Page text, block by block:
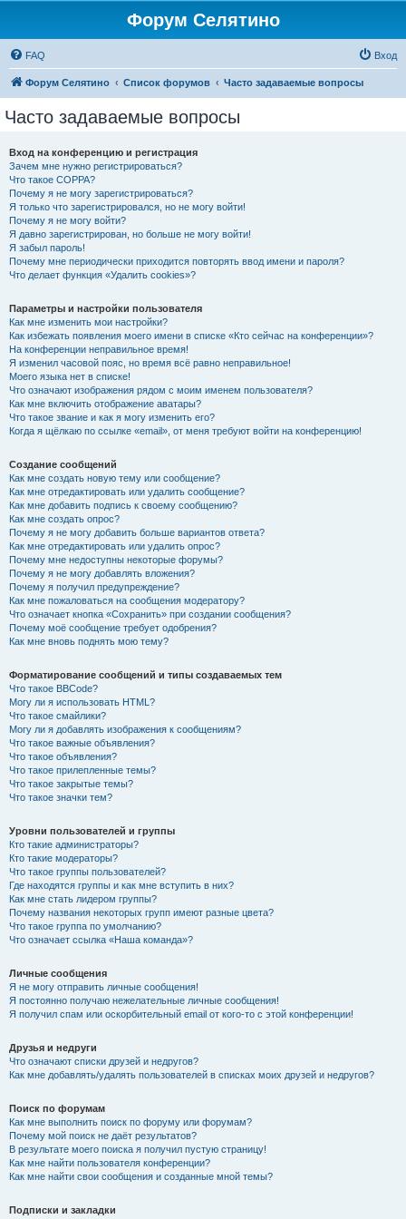
Форум Селятино
FAQ Вход
Форум Селятино Список форумов Часто задаваемые вопросы
Часто задаваемые вопросы
Вход на конференцию и регистрация
Зачем мне нужно регистрироваться?
Что такое COPPA?
Почему я не могу зарегистрироваться?
Я только что зарегистрировался, но не могу войти!
Почему я не могу войти?
Я давно зарегистрирован, но больше не могу войти!
Я забыл пароль!
Почему мне периодически приходится повторять ввод имени и пароля?
Что делает функция «Удалить cookies»?
Параметры и настройки пользователя
Как мне изменить мои настройки?
Как избежать появления моего имени в списке «Кто сейчас на конференции»?
На конференции неправильное время!
Я изменил часовой пояс, но время всё равно неправильное!
Моего языка нет в списке!
Что означают изображения рядом с моим именем пользователя?
Как мне включить отображение аватары?
Что такое звание и как я могу изменить его?
Когда я щёлкаю по ссылке «email», от меня требуют войти на конференцию!
Создание сообщений
Как мне создать новую тему или сообщение?
Как мне отредактировать или удалить сообщение?
Как мне добавить подпись к своему сообщению?
Как мне создать опрос?
Почему я не могу добавить больше вариантов ответа?
Как мне отредактировать или удалить опрос?
Почему мне недоступны некоторые форумы?
Почему я не могу добавлять вложения?
Почему я получил предупреждение?
Как мне пожаловаться на сообщения модератору?
Что означает кнопка «Сохранить» при создании сообщения?
Почему моё сообщение требует одобрения?
Как мне вновь поднять мою тему?
Форматирование сообщений и типы создаваемых тем
Что такое BBCode?
Могу ли я использовать HTML?
Что такое смайлики?
Могу ли я добавлять изображения к сообщениям?
Что такое важные объявления?
Что такое объявления?
Что такое прилепленные темы?
Что такое закрытые темы?
Что такое значки тем?
Уровни пользователей и группы
Кто такие администраторы?
Кто такие модераторы?
Что такое группы пользователей?
Где находятся группы и как мне вступить в них?
Как мне стать лидером группы?
Почему названия некоторых групп имеют разные цвета?
Что такое группа по умолчанию?
Что означает ссылка «Наша команда»?
Личные сообщения
Я не могу отправить личные сообщения!
Я постоянно получаю нежелательные личные сообщения!
Я получил спам или оскорбительный email от кого-то с этой конференции!
Друзья и недруги
Что означают списки друзей и недругов?
Как мне добавлять/удалять пользователей в списках моих друзей и недругов?
Поиск по форумам
Как мне выполнить поиск по форуму или форумам?
Почему мой поиск не даёт результатов?
В результате моего поиска я получил пустую страницу!
Как мне найти пользователя конференции?
Как мне найти свои сообщения и созданные мной темы?
Подписки и закладки